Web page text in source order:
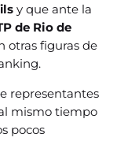
y que ante la
de Rio de
otras figuras de
representantes
mismo tiempo
pocos